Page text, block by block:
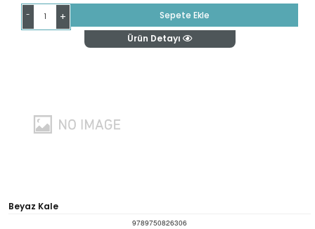
- +
Sepete Ekle
Ürün Detayı
Beyaz Kale
9789750826306